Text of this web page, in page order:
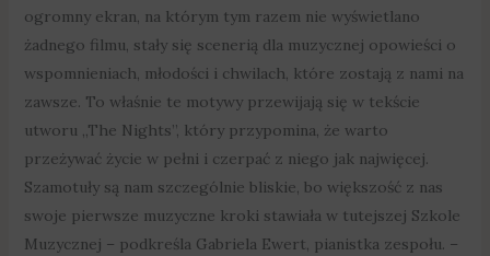
ogromny ekran, na którym tym razem nie wyświetlano
żadnego filmu, stały się scenerią dla muzycznej opowieści o
wspomnieniach, młodości i chwilach, które zostają z nami na
zawsze. To właśnie te motywy przewijają się w tekście
utworu „The Nights”, który przypomina, że warto
przeżywać życie w pełni i czerpać z niego jak najwięcej.
Szamotuły są nam szczególnie bliskie, bo większość z nas
swoje pierwsze muzyczne kroki stawiała w tutejszej Szkole
Muzycznej – podkreśla Gabriela Ewert, pianistka zespołu. –